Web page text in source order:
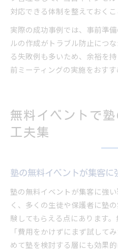
対応できる体制を整えておくこ
実際の成功事例では、事前準
ルの作成がトラブル防止につ
る失敗例も多いため、余裕を
前ミーティングの実施をおすす
無料イベントで
工夫集
塾の無料イベントが集客に
塾の無料イベントが集客に強
く、多くの生徒や保護者に塾
験してもらえる点にあります
「費用をかけずにまず試して
めて塾を検討する層にも効果的